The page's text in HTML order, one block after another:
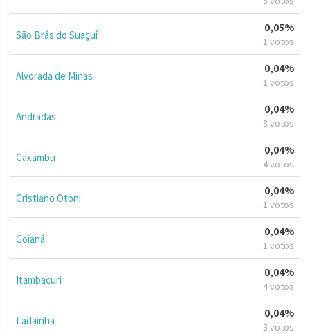
São Brás do Suaçuí
0,05%
1 votos
Alvorada de Minas
0,04%
1 votos
Andradas
0,04%
8 votos
Caxambu
0,04%
4 votos
Cristiano Otoni
0,04%
1 votos
Goianá
0,04%
1 votos
Itambacuri
0,04%
4 votos
Ladainha
0,04%
3 votos